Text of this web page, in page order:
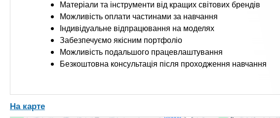
Матеріали та інструменти від кращих світових брендів
Можливість оплати частинами за навчання
Індивідуальне відпрацювання на моделях
Забезпечуємо якісним портфоліо
Можливість подальшого працевлаштування
Безкоштовна консультація після проходження навчання
На карте